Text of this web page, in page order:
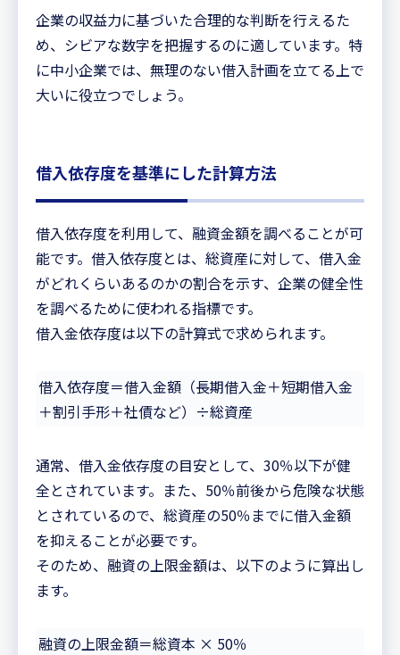
企業の収益力に基づいた合理的な判断を行えるた
め、シビアな数字を把握するのに適しています。特
に中小企業では、無理のない借入計画を立てる上で
大いに役立つでしょう。
借入依存度を基準にした計算方法
借入依存度を利用して、融資金額を調べることが可
能です。借入依存度とは、総資産に対して、借入金
がどれくらいあるのかの割合を示す、企業の健全性
を調べるために使われる指標です。
借入金依存度は以下の計算式で求められます。
借入依存度＝借入金額（長期借入金＋短期借入金
＋割引手形＋社債など）÷総資産
通常、借入金依存度の目安として、30％以下が健
全とされています。また、50％前後から危険な状態
とされているので、総資産の50％までに借入金額
を抑えることが必要です。
そのため、融資の上限金額は、以下のように算出し
ます。
融資の上限金額＝総資本 × 50％